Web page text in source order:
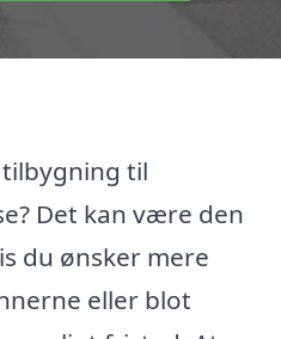
til
Det kan være den
du ønsker mere
eller blot